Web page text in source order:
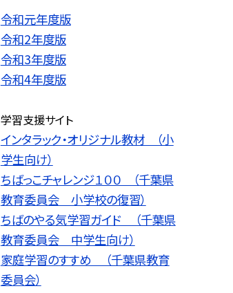
令和元年度版
令和2年度版
令和3年度版
令和4年度版
学習支援サイト
インタラック・オリジナル教材 （小
学生向け）
ちばっこチャレンジ１００ （千葉県
教育委員会 小学校の復習）
ちばのやる気学習ガイド （千葉県
教育委員会 中学生向け）
家庭学習のすすめ （千葉県教育
委員会）